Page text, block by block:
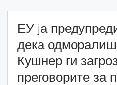
ЕУ ја
дека
Кушнер ги
преговорите за